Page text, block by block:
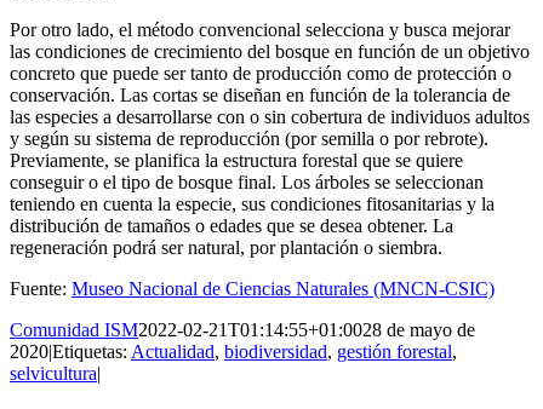
Por otro lado, el método convencional selecciona y busca mejorar
las condiciones de crecimiento del bosque en función de un objetivo
concreto que puede ser tanto de producción como de protección o
conservación. Las cortas se diseñan en función de la tolerancia de
las especies a desarrollarse con o sin cobertura de individuos adultos
y según su sistema de reproducción (por semilla o por rebrote).
Previamente, se planifica la estructura forestal que se quiere
conseguir o el tipo de bosque final. Los árboles se seleccionan
teniendo en cuenta la especie, sus condiciones fitosanitarias y la
distribución de tamaños o edades que se desea obtener. La
regeneración podrá ser natural, por plantación o siembra.
Fuente: Museo Nacional de Ciencias Naturales (MNCN-CSIC)
Comunidad ISM2022-02-21T01:14:55+01:0028 de mayo de
2020|Etiquetas: Actualidad, biodiversidad, gestión forestal,
selvicultura|